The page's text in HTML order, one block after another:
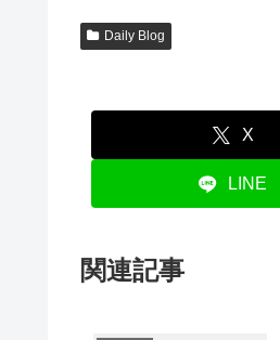
Daily Blog
X
LINE
関連記事